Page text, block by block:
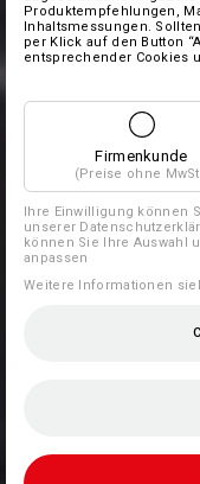
Produktempfehlungen,
Inhaltsmessungen.
per Klick auf den Button
entsprechender Cookies
Firmenkunde
(Preise ohne
Ihre Einwilligung können
unserer
können Sie Ihre Auswahl
anpassen
Weitere Informationen